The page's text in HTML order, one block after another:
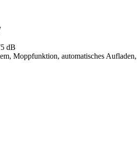
dB
Moppfunktion, automatisches